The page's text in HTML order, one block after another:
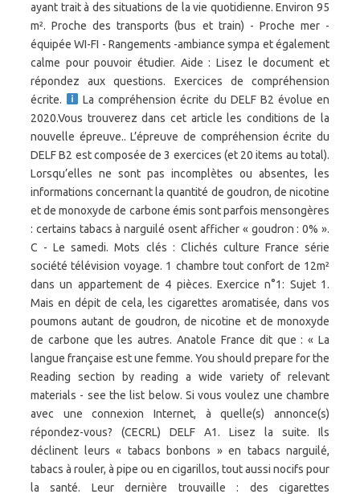
ayant trait à des situations de la vie quotidienne. Environ 95
m². Proche des transports (bus et train) - Proche mer -
équipée WI-FI - Rangements -ambiance sympa et également
calme pour pouvoir étudier. Aide : Lisez le document et
répondez aux questions. Exercices de compréhension
écrite.
La compréhension écrite du DELF B2 évolue en 2020.Vous trouverez dans cet article les conditions de la nouvelle épreuve.. L’épreuve de compréhension écrite du DELF B2 est composée de 3 exercices (et 20 items au total). Lorsqu’elles ne sont pas incomplètes ou absentes, les informations concernant la quantité de goudron, de nicotine et de monoxyde de carbone émis sont parfois mensongères : certains tabacs à narguilé osent afficher « goudron : 0% ». C - Le samedi. Mots clés : Clichés culture France série société télévision voyage. 1 chambre tout confort de 12m² dans un appartement de 4 pièces. Exercice n°1: Sujet 1. Mais en dépit de cela, les cigarettes aromatisée, dans vos poumons autant de goudron, de nicotine et de monoxyde de carbone que les autres. Anatole France dit que : « La langue française est une femme. You should prepare for the Reading section by reading a wide variety of relevant materials - see the list below. Si vous voulez une chambre avec une connexion Internet, à quelle(s) annonce(s) répondez-vous? (CECRL) DELF A1. Lisez la suite. Ils déclinent leurs « tabacs bonbons » en tabacs narguilé, tabacs à rouler, à pipe ou en cigarillos, tout aussi nocifs pour la santé. Leur dernière trouvaille : des cigarettes aromatisées comme des confiseries ! Compréhension écrite pour le DELF A1 16 février 2015 dans Je prépare le DELF/DALF par Sophie Le DELF est un diplôme de langue française du ministère de l’éducation nationale, de l’enseignement supérieur et … Life in France; Online Exercises; Events; Articles; DELF B2 Comprehension Ecrite: Practice Exercise 9. La compréhension écrite est la seconde épreuve collective de l’examen du DELF A1 après la compréhension orale.Cette partie dure environ 30 minutes.Composée de 4 ou 5 exercices, vous lisez les documents puis vous répondez aux questions. Nature de l'épreuve: le candidat doit répondre à des questionnaires de compréhension portant sur quatre ou cinq documents écrits relatifs à des situations de la vie quotidienne. Vous voulez vous préparer à l'examen de langue française? Blague à reconstituer - Parent pour la vie A1/A2. Bonjour de France vous propose divers documents d’actualité (authentiques et didactiques) sur divers formats écrits et oraux, de nombreux exercices pour vous aider à améliorer votre compréhension du français, des outils d'auto-évaluation sont aussi à votre disposition. Mais en dépit de cela, les cigarettes aromatisée relarguent dans vos poumons autant de goudron, de nicotine et de monoxyde de carbone que les autres. Promenade européenne à travers les villes d'Europe. Compréhension écrite A1 : " Je peux comprendre des noms familiers, des mots ainsi que des phrases très simples, par exemple dans des annonces, des affiches ou des catalogues. " En effet, tant qu’on ne l’allume pas, le tabac ne contient pas de goudron ! Bonjour de France vous propose divers documents d’actualité (authentiques et didactiques) sur divers formats écrits et oraux, de nombreux exercices pour vous aider à améliorer votre compréhension du français, des outils d'auto-évaluation sont aussi à votre disposition. It covers areas relating to reading and understand the signification of signs on notice boards in french. Rallumez votre écran ! Découvrez ce nouveau numéro de Bonjour de France et projetez-vous en 2020 ! Abonnez-vous à notre newsletter ici →, Vous aimez “Bonjour de France” ? Vous lisez puis vous répondez aux questions de 5 documents en choisissant la bonne réponse (QCM). • Activités de compréhension écrite de Bonjour de France. Depuis, la présence d’édulcorants dans le filtre est interdite. LIRE LA SUITE DELF A1 : la compréhension écrite. Aide : Partie 2: Cochez la bonne réponse. Lecture interactive. Professeur de FLE à l'école Azurlingua et responsable du cours de préparation au DELF, C'est la meilleur manière de rester en contact avec vous ! Nous vous avons trouvé un article sur le phénomène du moment : « Emily in Paris », lequel article s’est immédiatement transformé en magnifique compréhension écrite qui convient parfaitement aux B1 et B2. Les failles juridiques frappent aussi l’étiquetage. Aide : Lisez avec attention la consigne. Candidates are required to e xpress and defend a personal viewpoint on a general topic (essay, letter, article etc). Le site de Didier Accord : les pays et les articles 1. Ce référentiel (description des compétences à acquérir) pourra vous aider, je l’espère, à vous fixer des objectifs de travail pour préparer la compréhension écrite du DALF C1. Ces restrictions ne s’appliquent qu’aux cigarettes ? Quant aux teneurs en arôme de vanille, elles sont limitées à 0.05% de la masse totale du tabac. Chocolat, caramel, rose, vanille…Quelle perversité de faire passer le tabac pour des bonbons ! Objectif : comprendre le déroulement logique et … Other French exercises on the same topic : Several tests | All our lessons and exercises » a vu le jour il y a 3 ans et, 233 publications Lire la suite 19 septembre 2019 Conversation / Public : adolescents / Public : adultes Abonnez-vous à notre newsletter ici →, Vous aimez “Bonjour de France” ? Aide : Lisez le courriel suivant et répondez aux questions. DELF B2 Comprehension Ecrite: Practice Exercise 9. Bonjour de France offers various news documents (authentic and didactic) in written and recorded formats, a number of exercises to help improve your understanding of French, and tools for self-assessment. Feel free to test your knowledge! Comprehension FLE exercises. (CECRL) DELF A1. The written and oral comprehension exercises are accompanied by either sound documents or illustrations. J'organise une petite fête chez moi samedi pour son départ. Anatole France dit que : « La langue française est une femme. Le point du FLE - Exercices de compréhension écrite et orale; CAVILAM - Exercices de compréhension par niveaux ; Bonjour de France - Exercices de compréhension par niveaux; Jeux et quiz. Si vous êtes allergique aux animaux, quelle(s) chambre(s) choisissez-vous? Cet exemple est adapté au TEF pour les études en France, pour l’immigration au Canada et pour l’accès au Québec (TEFAQ).ATTENTION ! C’est une mauvaise nouvelle : le nombre de fumeurs a grimpé de deux points entre 2005 et 2010, atteignant ainsi 29% des 15-75 ans. Fumer du tabac contenant des arômes est : Selon l’étiquetage des paquets de tabac : Cette activité va vous permettre de pratiquer l'épreuve de production écrite si vous souhaitez présenter le DELF niveau A1. Exemple n°1; Sur le livret, vous lisez : Quand pouvez-vous voir un avocat sans rendez-vous ? Bonjour à tou.te.s, « Cap sur le FLE ! Compréhension écrite A2 ... Bonjour de France vous propose 4 sujets pour vous familiariser aux épreuves et pour vous aider à réussir cet examen, à vous de jouer ! La loi est respectée mais ce qu’elle affiche est mensonger. Pourquoi la personne a écrit cette carte? Chalet duplex 4 Pièces mezzanine 6/8 personnes. Sorties Raquettes : Minimum 3 sorties organisées chaque semaine accompagnées par des professionnels de la montagne (avec participation). Compréhension écrite B1 : " Je peux comprendre des textes rédigés essentiellement dans une langue courante ou relative à mon travail. C’est une mauvaise nouvelle : le nombre de fumeurs a grimpé de deux points entre 2005 et 2010, atteignant ainsi 29% des 15-75 ans. Le cabinet vétérinaire n'est pas ouvert le samedi après-midi? N'hésitez pas à tester vos nouveaux savoirs ! Balcon ou terrasse. Aide : Partie 1: Lisez le texte suivant et répondez aux questions soit en cochant la bonne réponse soit en écrivant la réponse. écrite Grammaire Orthographe Vocabulaire Prononciation Chansons A1 A1/A2 A2 B1 B2. Les professeurs de Bonjour de France vous propose des activités pour vous familiariser aux épreuves DELF A1, à vous de jouer ! Alerté par la popularitéde ces nouveaux produits, notamment auprès des jeunes, le ministère de la Santé a pris des mesures en 2009. Profitant du relâchement dans la lutte anti-tabac, l’industrie de la nicotine crée de nouveaux pièges pour harponner une clientèle toujours plus jeune. DELF B1 : Compréhension écrite Préparation DELF. Nature de l'épreuve: le candidat doit répondre à des questionnaires de compréhension portant sur quatre ou cinq documents écrits relatifs à des situations de la vie quotidienne. Depuis, la présence d’édulcorants dans le filtre est interdite. Vous ne voulez pas dépenser plus de 250 euros par personne pour votre séjour de trois jours. Here is a test for you. Pour chaque session, retrouvez les exercices longs (audio de 5 minutes environ et 13 questions) et courts (audio de 1 minute 30 à 2 minutes et 7 questions) proposés par France Éducation international dans les conditions d'examen. Comment vas-tu? A - En matinée. Entraînez-vous aux épreuves de compréhension orale du DELF B2 avec France Éducation international (le nouveau nom du CIEP) et RFI Savoirs ! Pour réussir l'examen DELF il faut se préparer, Bonjour de France vous propose un examen d'entraînement ! 2017 - Venez apprendre le français en ligne gratuitement avec Bonjour de France . • Activités de compréhension écrite pour le niveau A. Sélection proposée par le pôle Universitaire et Technologique de Vichy • AulaFácil - Frances Lectures de textes de français. Comme l’ajout de sucres dans le tabac, ces parfums adoucissent le goût de la fumée. “The Best Of” - le titre de notre nouveau numéro de “Bonjour de France” a de quoi intriguer. Allo monde - Jeu de géographie; Quia; TV5 Monde - Quiz; Français facile; Bonjour de France; Hangman Tips. Mots clés : Clichés culture France série société télévision voyage. Vous allez sur deux sites de voyages organiser votre séjour. “The Best Of” - le titre de notre nouveau numéro de “Bonjour de France” a de quoi intriguer. L'anniversaire a lieu à quel moment de l'année? bulats.ro. Découvrez nos publications et articles sur notre page Facebook →, Vous souhaitez prendre contact avec “Bonjour de France” ? La loi est respectée, mais elle souffre de failles dans lesquelles se sont engo